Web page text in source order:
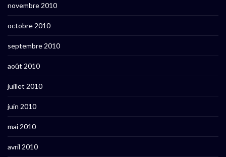
novembre 2010
octobre 2010
septembre 2010
août 2010
juillet 2010
juin 2010
mai 2010
avril 2010